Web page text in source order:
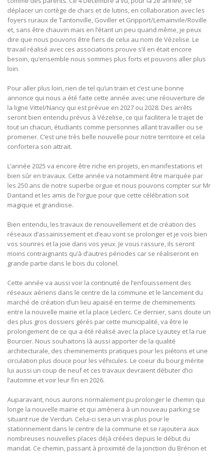
déplacer un cortège de chars et de lutins, en collaboration avec les
foyers ruraux de Tantonville, Goviller et Gripport/Lemainvile/Roville
et, sans être chauvin mais en l’étant un peu quand même, je peux
dire que nous pouvons être fiers de celui au nom de Vézelise. Le
travail réalisé avec ces associations prouve s’il en était encore
besoin, qu’ensemble nous sommes plus forts et pouvons aller plus
loin.
Pour aller plus loin, rien de tel qu’un train et c’est une bonne
annonce qui nous a été faite cette année avec une réouverture de
la ligne Vittel/Nancy qui est prévue en 2027 ou 2028. Des arrêts
seront bien entendu prévus à Vézelise, ce qui facilitera le trajet de
tout un chacun, étudiants comme personnes allant travailler ou se
promener. C’est une très belle nouvelle pour notre territoire et cela
confortera son attrait.
L’année 2025 va encore être riche en projets, en manifestations et
bien sûr en travaux. Cette année va notamment être marquée par
les 250 ans de notre superbe orgue et nous pouvons compter sur Mr
Dantand et les amis de l’orgue pour que cette célébration soit
magique et grandiose.
Bien entendu, les travaux de renouvellement et de création des
réseaux d’assainissement et d’eau vont se prolonger et je vois bien
vos sourires et la joie dans vos yeux. Je vous rassure, ils seront
moins contraignants qu’à d’autres périodes car se réaliseront en
grande partie dans le bois du colonel.
Cette année va aussi voir la continuité de l’enfouissement des
réseaux aériens dans le centre de la commune et le lancement du
marché de création d’un lieu apaisé en terme de cheminements
entre la nouvelle mairie et la place Leclerc. Ce dernier, sans doute un
des plus gros dossiers gérés par cette municipalité, va être le
prolongement de ce qui a été réalisé avec la place Lyautey et la rue
Bourcier. Nous souhaitons là aussi apporter de la qualité
architecturale, des cheminements pratiques pour les piétons et une
circulation plus douce pour les véhicules. Le coeur du bourg mérite
lui aussi un coup de neuf et ces travaux devraient débuter d’ici
l’automne et voir leur fin en 2026.
Auparavant, nous aurons normalement pu prolonger le chemin qui
longe la nouvelle mairie et qui amènera à un nouveau parking se
situant rue de Verdun. Celui-ci sera un vrai plus pour le
stationnement dans le centre de la commune et se rajoutera aux
nombreuses nouvelles places déjà créées depuis le début du
mandat. Ce chemin, passant à proximité de la jonction du Brénon et